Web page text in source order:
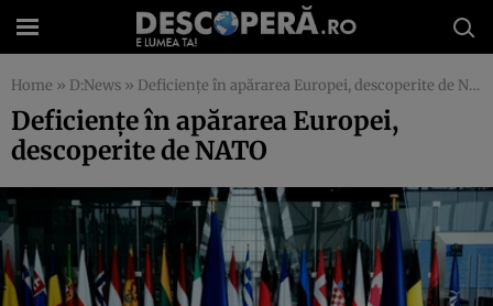
Home » D:News » Deficiențe în apărarea Europei, descoperite de NATO
Deficiențe în apărarea Europei,
descoperite de NATO